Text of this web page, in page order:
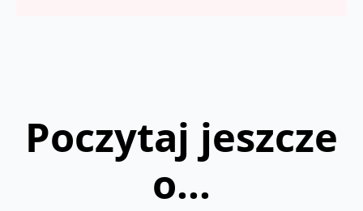
Poczytaj jeszcze
o...